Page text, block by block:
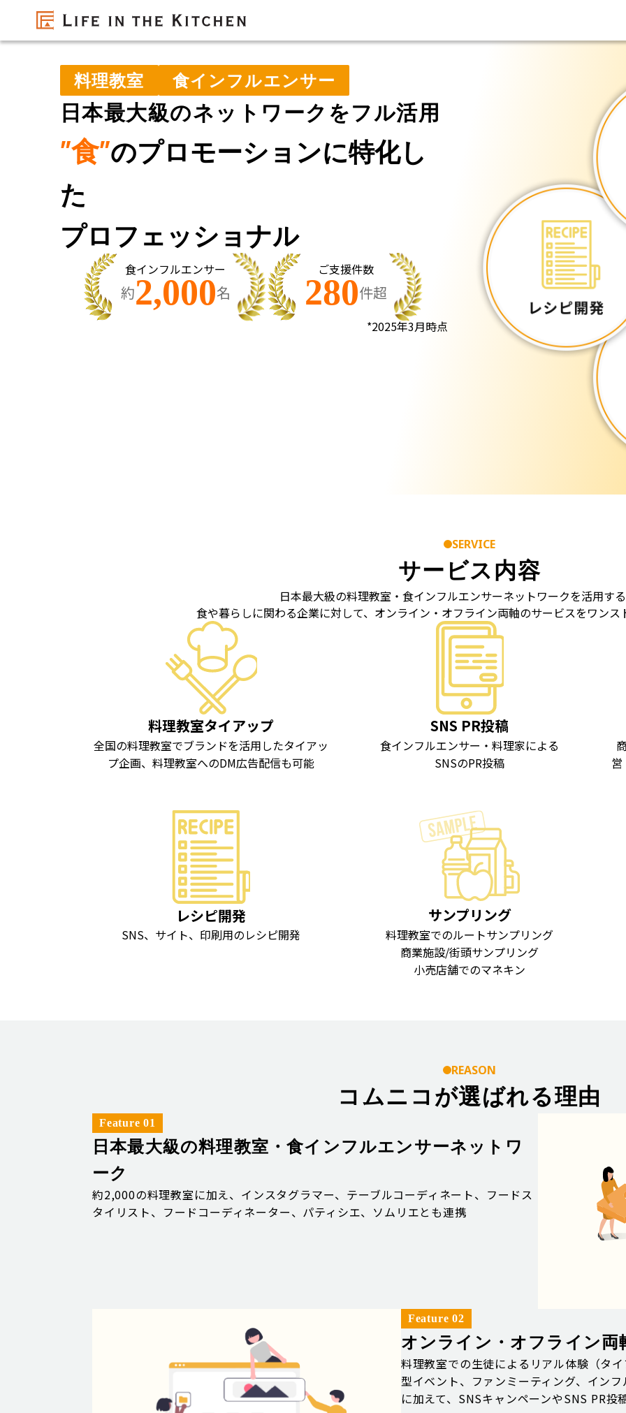
料理教室 食インフルエンサー
日本最大級のネットワークをフル活用
”食”のプロモーションに特化し
た
プロフェッショナル
食インフルエンサー
約2,000名
ご支援件数
280件超
*2025年3月時点
SERVICE
サービス内容
日本最大級の料理教室・食インフルエンサーネットワークを活用す
食や暮らしに関わる企業に対して、オンライン・オフライン両軸のサービスをワン
料理教室タイアップ
全国の料理教室でブランドを活用したタイアッ
プ企画、料理教室へのDM広告配信も可能
SNS PR投稿
食インフルエンサー・料理家による
SNSのPR投稿
レシピ開発
SNS、サイト、印刷用のレシピ開発
サンプリング
料理教室でのルートサンプリング
商業施設/街頭サンプリング
小売店舗でのマネキン
REASON
コムニコが選ばれる理由
Feature 01
日本最大級の料理教室・食インフルエンサーネットワ
ーク
約2,000の料理教室に加え、インスタグラマー、テーブルコーディネート、フードス
タイリスト、フードコーディネーター、パティシエ、ソムリエとも連携
Feature 02
オンライン・オフライン両
料理教室での生徒によるリアル体験（タ
型イベント、ファンミーティング、イン
に加えて、SNSキャンペーンやSNS PR